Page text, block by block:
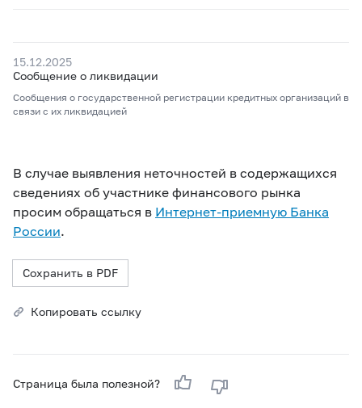
15.12.2025
Сообщение о ликвидации
Сообщения о государственной регистрации кредитных организаций в
связи с их ликвидацией
В случае выявления неточностей в содержащихся
сведениях об участнике финансового рынка
просим обращаться в Интернет-приемную Банка
России.
Сохранить в PDF
Копировать ссылку
Страница была полезной?